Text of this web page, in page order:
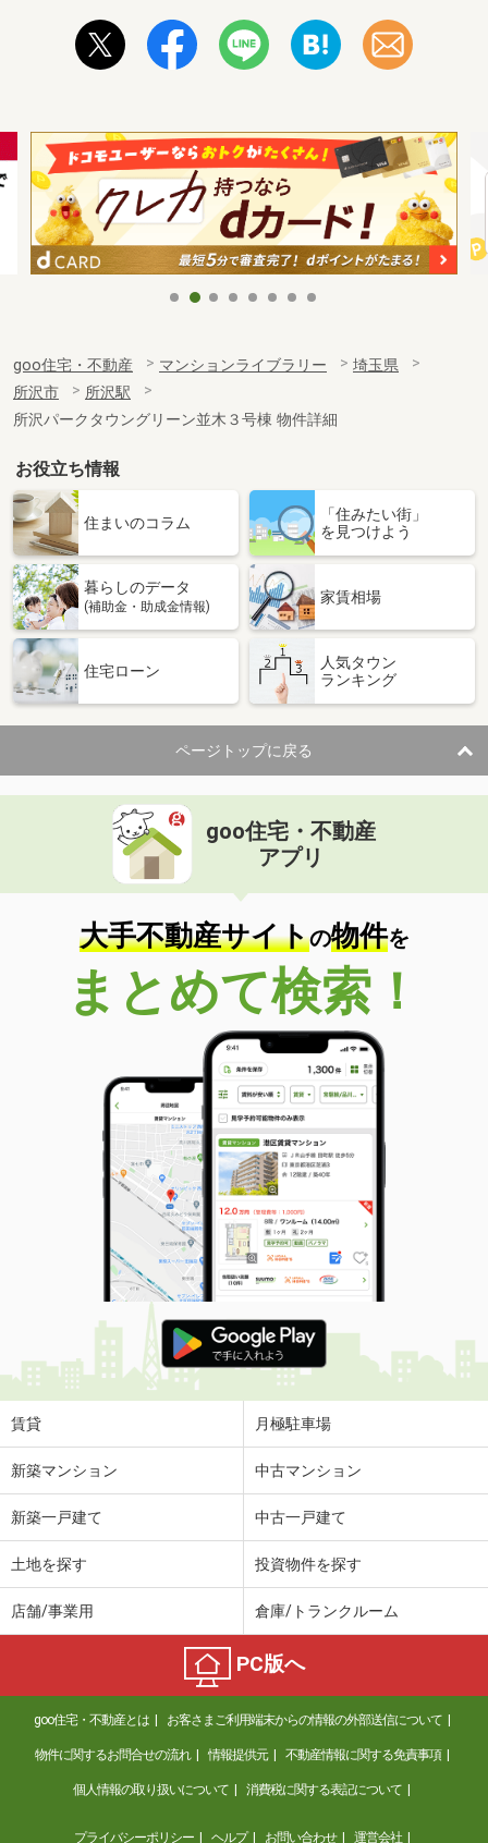
goo住宅・不動産 マンションライブラリー
埼玉県
所沢市
所沢駅
所沢パークタウングリーン並木３号棟 物件詳細
お役立ち情報
住まいのコラム
「住みたい街」
を見つけよう
暮らしのデータ
(補助金・助成金情報)
家賃相場
住宅ローン
人気タウン
ランキング
ページトップに戻る
goo住宅・不動産
アプリ
大手不動産サイトの物件を
まとめて検索！
賃貸 月極駐車場
新築マンション 中古マンション
新築一戸建て 中古一戸建て
土地を探す 投資物件を探す
店舗/事業用 倉庫/トランクルーム
PC版へ
goo住宅・不動産とは お客さまご利用端末からの情報の外部送信について
物件に関するお問合せの流れ 情報提供元 不動産情報に関する免責事項
個人情報の取り扱いについて 消費税に関する表記について
プライバシーポリシー ヘルプ お問い合わせ 運営会社